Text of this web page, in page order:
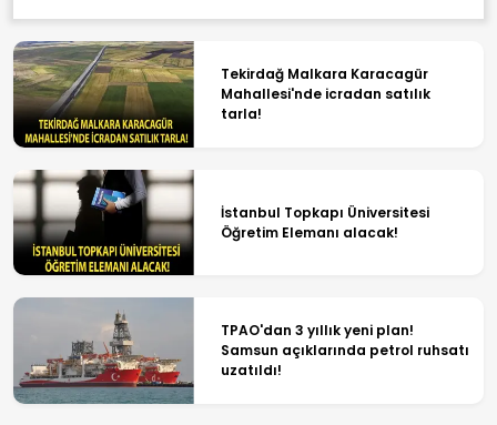
Tekirdağ Malkara Karacagür
Mahallesi'nde icradan satılık
tarla!
İstanbul Topkapı Üniversitesi
Öğretim Elemanı alacak!
TPAO'dan 3 yıllık yeni plan!
Samsun açıklarında petrol ruhsatı
uzatıldı!